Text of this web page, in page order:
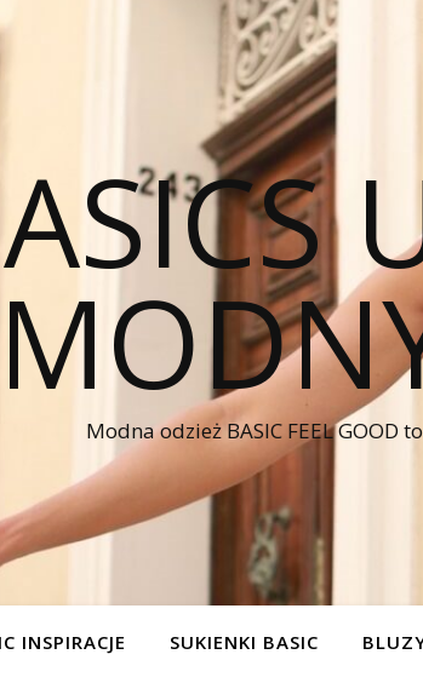
Modna odzież BASIC FEEL
INSPIRACJE SUKIENKI BASIC